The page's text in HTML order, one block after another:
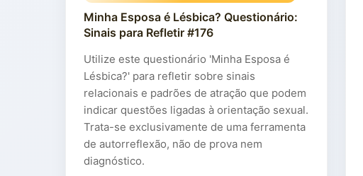
Minha Esposa é Lésbica? Questionário:
Sinais para Refletir #176
Utilize este questionário 'Minha Esposa é
Lésbica?' para refletir sobre sinais
relacionais e padrões de atração que podem
indicar questões ligadas à orientação sexual.
Trata-se exclusivamente de uma ferramenta
de autorreflexão, não de prova nem
diagnóstico.